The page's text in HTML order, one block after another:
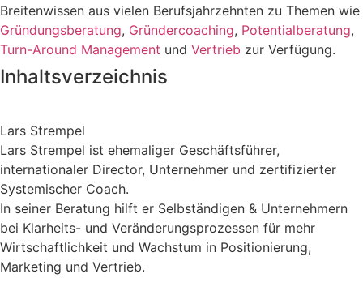
Breitenwissen aus vielen Berufsjahrzehnten zu Themen wie
Gründungsberatung, Gründercoaching, Potentialberatung,
Turn-Around Management und Vertrieb zur Verfügung.
Inhaltsverzeichnis
Lars Strempel
Lars Strempel ist ehemaliger Geschäftsführer,
internationaler Director, Unternehmer und zertifizierter
Systemischer Coach.
In seiner Beratung hilft er Selbständigen & Unternehmern
bei Klarheits- und Veränderungsprozessen für mehr
Wirtschaftlichkeit und Wachstum in Positionierung,
Marketing und Vertrieb.